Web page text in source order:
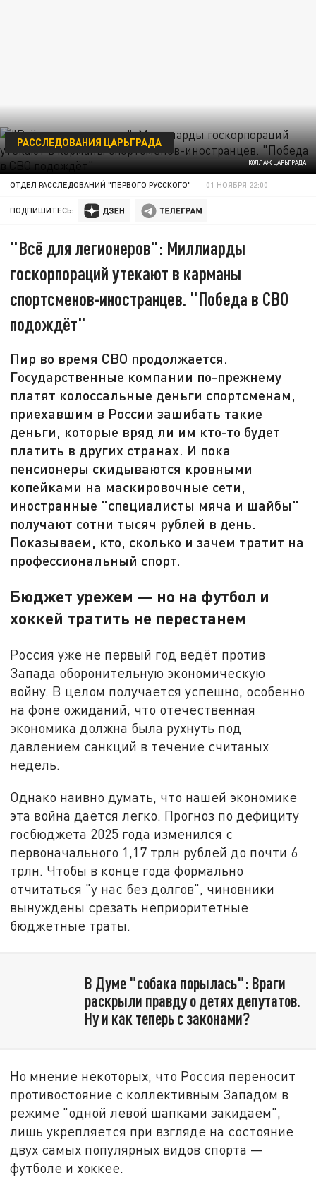
КОЛЛАЖ ЦАРЬГРАДА
РАССЛЕДОВАНИЯ ЦАРЬГРАДА
ОТДЕЛ РАССЛЕДОВАНИЙ "ПЕРВОГО РУССКОГО" 01 НОЯБРЯ 22:00
ПОДПИШИТЕСЬ:
"Всё для легионеров": Миллиарды
госкорпораций утекают в карманы
спортсменов-иностранцев. "Победа в СВО
подождёт"
Пир во время СВО продолжается.
Государственные компании по-прежнему
платят колоссальные деньги спортсменам,
приехавшим в России зашибать такие
деньги, которые вряд ли им кто-то будет
платить в других странах. И пока
пенсионеры скидываются кровными
копейками на маскировочные сети,
иностранные "специалисты мяча и шайбы"
получают сотни тысяч рублей в день.
Показываем, кто, сколько и зачем тратит на
профессиональный спорт.
Бюджет урежем — но на футбол и
хоккей тратить не перестанем
Россия уже не первый год ведёт против
Запада оборонительную экономическую
войну. В целом получается успешно, особенно
на фоне ожиданий, что отечественная
экономика должна была рухнуть под
давлением санкций в течение считаных
недель.
Однако наивно думать, что нашей экономике
эта война даётся легко. Прогноз по дефициту
госбюджета 2025 года изменился с
первоначального 1,17 трлн рублей до почти 6
трлн. Чтобы в конце года формально
отчитаться "у нас без долгов", чиновники
вынуждены срезать неприоритетные
бюджетные траты.
В Думе "собака порылась": Враги
раскрыли правду о детях депутатов.
Ну и как теперь с законами?
Но мнение некоторых, что Россия переносит
противостояние с коллективным Западом в
режиме "одной левой шапками закидаем",
лишь укрепляется при взгляде на состояние
двух самых популярных видов спорта —
футболе и хоккее.